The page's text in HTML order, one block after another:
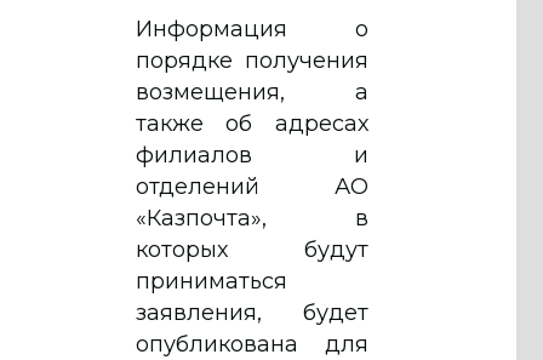
Информация о
порядке получения
возмещения, а
также об адресах
филиалов и
отделений АО
«Казпочта», в
которых будут
приниматься
заявления, будет
опубликована для